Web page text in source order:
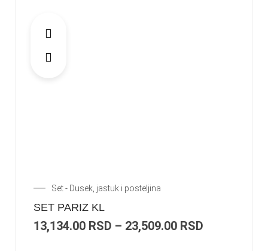
Set - Dusek, jastuk i posteljina
SET PARIZ KL
13,134.00 RSD – 23,509.00 RSD